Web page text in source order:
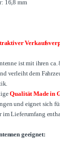
16,8 mm
ist mit ihren
verleiht dem
Qualität Made in
und eignet sich
im Lieferumfang
geeignet: